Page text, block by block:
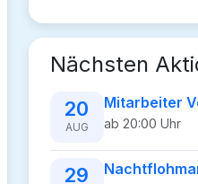
Nächsten
20
AUG
Mitarbeiter
ab 20:00 Uhr
29